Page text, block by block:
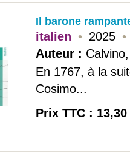
Il barone
italien • 2025 •
Auteur :
En 1767, à la
Cosimo...
Prix TTC : 13,30